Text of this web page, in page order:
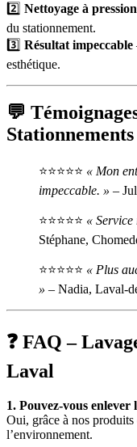
2️⃣ Nettoyage à
du stationnement.
3️⃣ Résultat impeccable
esthétique.
💬
⭐⭐⭐⭐⭐ « Mon
impeccable. » –
⭐⭐⭐⭐⭐ «
Stéphane,
⭐⭐⭐⭐⭐ « Plus
» – Nadia, Laval-
❓ FAQ –
Laval
1. Pouvez-vous enlever
Oui, grâce à nos produits
l’environnement.